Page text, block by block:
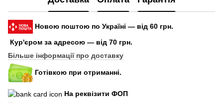
Новою поштою по Україні — від 60 грн.
Кур'єром за адресою — від 70 грн.
Більше інформації про доставку
Готівкою при отриманні.
На реквізити ФОП